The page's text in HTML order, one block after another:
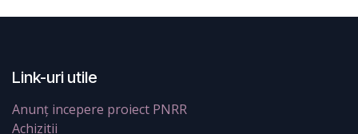
Link-uri utile
Anunț incepere proiect PNRR
Achizitii